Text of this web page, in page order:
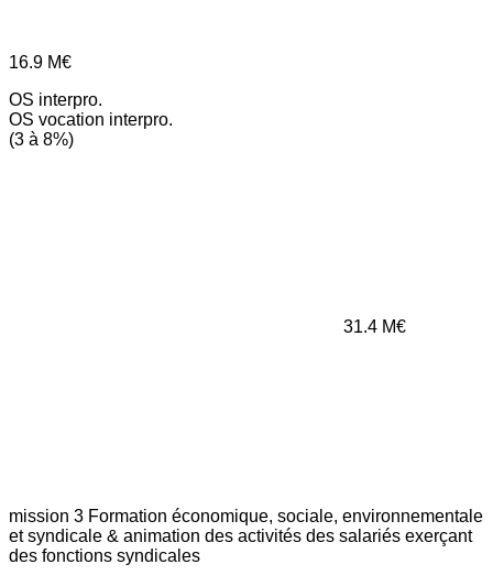
16.9 M€
OS interpro.
OS vocation interpro.
(3 à 8%)
31.4 M€
mission 3 Formation économique, sociale, environnementale
et syndicale & animation des activités des salariés exerçant
des fonctions syndicales